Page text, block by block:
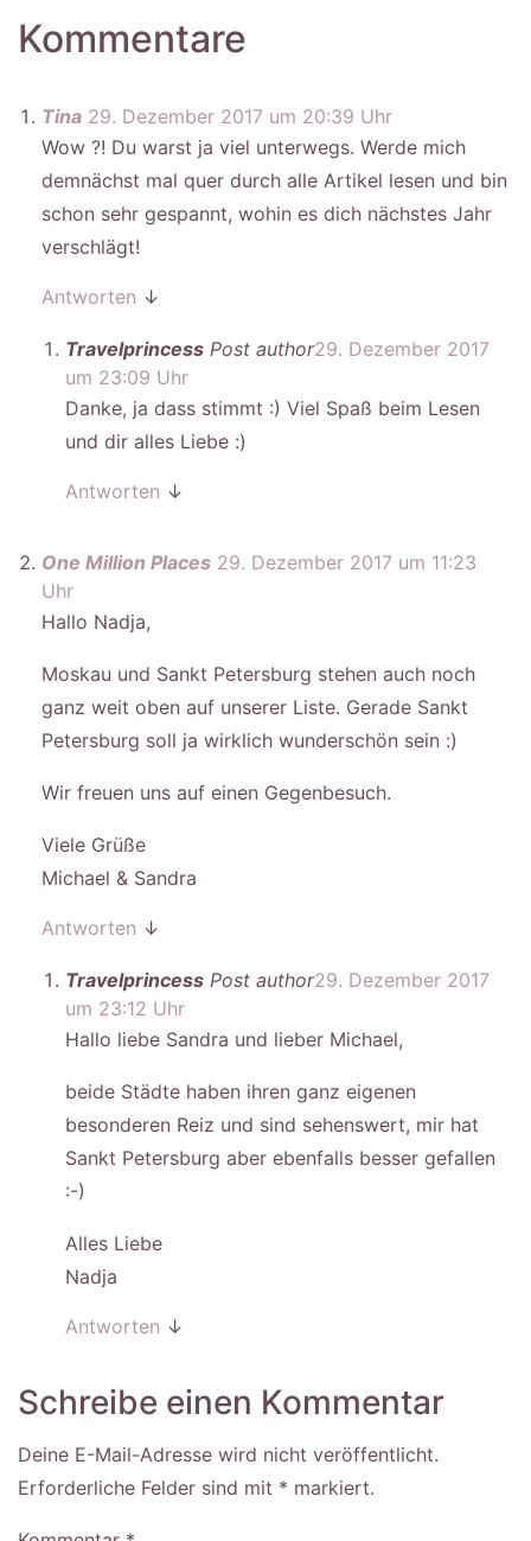
Kommentare
Tina 29. Dezember 2017 um 20:39 Uhr
Wow ?! Du warst ja viel unterwegs. Werde mich
demnächst mal quer durch alle Artikel lesen und bin
schon sehr gespannt, wohin es dich nächstes Jahr
verschlägt!
Antworten ↓
Travelprincess Post author29. Dezember 2017
um 23:09 Uhr
Danke, ja dass stimmt :) Viel Spaß beim Lesen
und dir alles Liebe :)
Antworten ↓
One Million Places 29. Dezember 2017 um 11:23
Uhr
Hallo Nadja,
Moskau und Sankt Petersburg stehen auch noch
ganz weit oben auf unserer Liste. Gerade Sankt
Petersburg soll ja wirklich wunderschön sein :)
Wir freuen uns auf einen Gegenbesuch.
Viele Grüße
Michael & Sandra
Antworten ↓
Travelprincess Post author29. Dezember 2017
um 23:12 Uhr
Hallo liebe Sandra und lieber Michael,
beide Städte haben ihren ganz eigenen
besonderen Reiz und sind sehenswert, mir hat
Sankt Petersburg aber ebenfalls besser gefallen
:-)
Alles Liebe
Nadja
Antworten ↓
Schreibe einen Kommentar
Deine E-Mail-Adresse wird nicht veröffentlicht.
Erforderliche Felder sind mit * markiert